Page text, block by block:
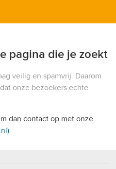
pagina die je zoekt
veilig en spamvrij. Daarom
onze bezoekers echte
dan contact op met onze